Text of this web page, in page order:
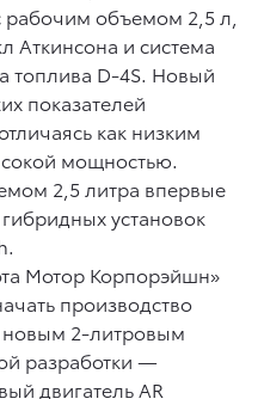
рабочим объемом 2,5 л,
Аткинсона и система
топлива D-4S. Новый
показателей
как низким
мощностью.
2,5 литра впервые
установок
Мотор Корпорэйшн»
производство
2-литровым
разработки —
двигатель AR